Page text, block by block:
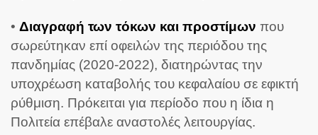
• Διαγραφή των τόκων και προστίμων που
σωρεύτηκαν επί οφειλών της περιόδου της
πανδημίας (2020-2022), διατηρώντας την
υποχρέωση καταβολής του κεφαλαίου σε εφικτή
ρύθμιση. Πρόκειται για περίοδο που η ίδια η
Πολιτεία επέβαλε αναστολές λειτουργίας.